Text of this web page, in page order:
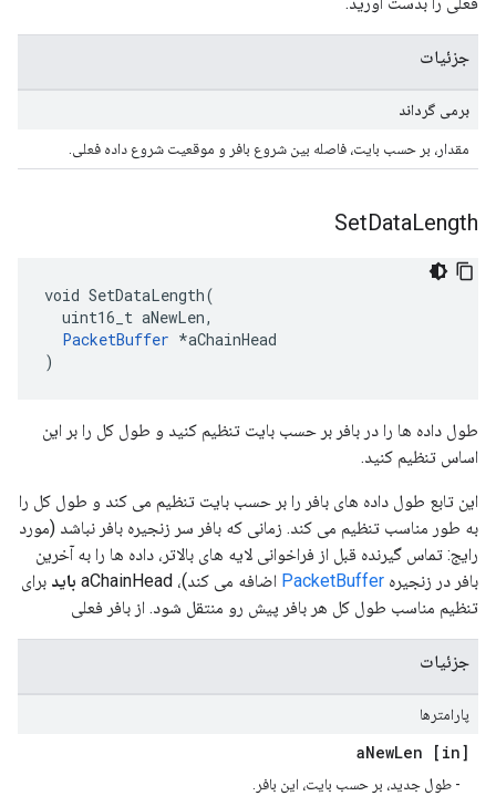
جزئیات
برمی گرداند
مقدار، بر حسب بایت، فاصله بین شروع بافر و موقعیت شروع داده فعلی.
SetDataLength
void SetDataLength(
  uint16_t aNewLen,
PacketBuffer *aChainHead
)
طول داده ها را در بافر بر حسب بایت تنظیم کنید و طول کل را بر این
اساس تنظیم کنید.
این تابع طول داده های بافر را بر حسب بایت تنظیم می کند و طول کل را
به طور مناسب تنظیم می کند. زمانی که بافر سر زنجیره بافر نباشد (مورد
رایج: تماس گیرنده قبل از فراخوانی لایه های بالاتر، داده ها را به آخرین
بافر در زنجیره PacketBuffer اضافه می کند)، aChainHead باید برای
تنظیم مناسب طول کل هر بافر پیش رو منتقل شود. از بافر فعلی
جزئیات
پارامترها
[in] a
NewLen
- طول جدید، بر حسب بایت، این بافر.